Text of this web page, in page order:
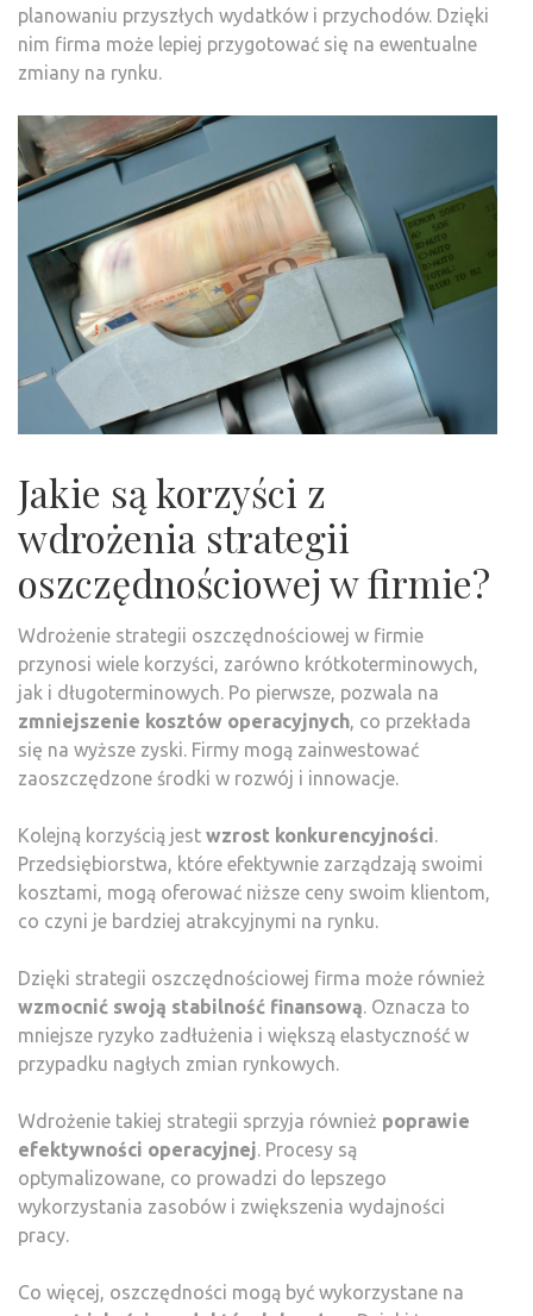
planowaniu przyszłych wydatków i przychodów. Dzięki
nim firma może lepiej przygotować się na ewentualne
zmiany na rynku.
Jakie są korzyści z
wdrożenia strategii
oszczędnościowej w firmie?
Wdrożenie strategii oszczędnościowej w firmie
przynosi wiele korzyści, zarówno krótkoterminowych,
jak i długoterminowych. Po pierwsze, pozwala na
zmniejszenie kosztów operacyjnych, co przekłada
się na wyższe zyski. Firmy mogą zainwestować
zaoszczędzone środki w rozwój i innowacje.
Kolejną korzyścią jest wzrost konkurencyjności.
Przedsiębiorstwa, które efektywnie zarządzają swoimi
kosztami, mogą oferować niższe ceny swoim klientom,
co czyni je bardziej atrakcyjnymi na rynku.
Dzięki strategii oszczędnościowej firma może również
wzmocnić swoją stabilność finansową. Oznacza to
mniejsze ryzyko zadłużenia i większą elastyczność w
przypadku nagłych zmian rynkowych.
Wdrożenie takiej strategii sprzyja również poprawie
efektywności operacyjnej. Procesy są
optymalizowane, co prowadzi do lepszego
wykorzystania zasobów i zwiększenia wydajności
pracy.
Co więcej, oszczędności mogą być wykorzystane na